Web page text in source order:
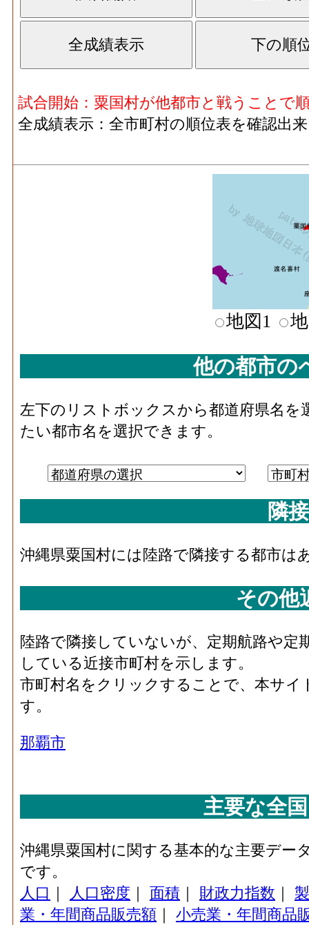
試合開始：粟国村が他都市と戦うことで
全成績表示：全市町村の順位表を確認出
地図1
他の都市の
左下のリストボックスから都道府県名
たい都市名を選択できます。
隣
沖縄県粟国村には陸路で隣接する都市は
その他
陸路で隣接していないが、定期航路や定
している近接市町村を示します。
市町村名をクリックすることで、本サ
す。
那覇市
主要な全
沖縄県粟国村に関する基本的な主要デ
です。
人口 ｜ 人口密度 ｜ 面積 ｜ 財政力指数 ｜
業・年間商品販売額 ｜ 小売業・年間商品